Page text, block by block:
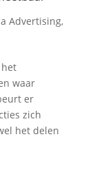
Advertising,
waar
er
zich
het delen